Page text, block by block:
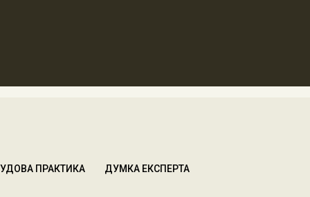
ПРАКТИКА ДУМКА ЕКСПЕРТА